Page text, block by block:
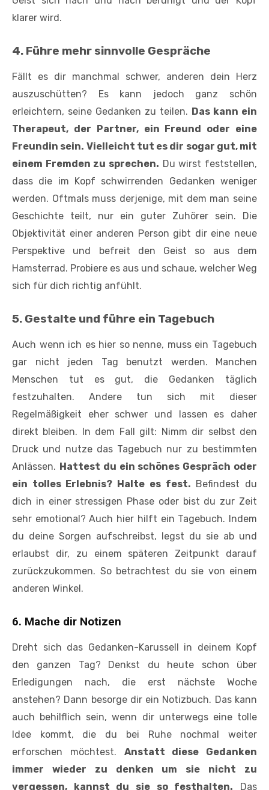
klarer wird.
4. Führe mehr sinnvolle Gespräche
Fällt es dir manchmal schwer, anderen dein Herz
auszuschütten? Es kann jedoch ganz schön
erleichtern, seine Gedanken zu teilen. Das kann ein
Therapeut, der Partner, ein Freund oder eine
Freundin sein. Vielleicht tut es dir sogar gut, mit
einem Fremden zu sprechen. Du wirst feststellen,
dass die im Kopf schwirrenden Gedanken weniger
werden. Oftmals muss derjenige, mit dem man seine
Geschichte teilt, nur ein guter Zuhörer sein. Die
Objektivität einer anderen Person gibt dir eine neue
Perspektive und befreit den Geist so aus dem
Hamsterrad. Probiere es aus und schaue, welcher Weg
sich für dich richtig anfühlt.
5. Gestalte und führe ein Tagebuch
Auch wenn ich es hier so nenne, muss ein Tagebuch
gar nicht jeden Tag benutzt werden. Manchen
Menschen tut es gut, die Gedanken täglich
festzuhalten. Andere tun sich mit dieser
Regelmäßigkeit eher schwer und lassen es daher
direkt bleiben. In dem Fall gilt: Nimm dir selbst den
Druck und nutze das Tagebuch nur zu bestimmten
Anlässen. Hattest du ein schönes Gespräch oder
ein tolles Erlebnis? Halte es fest. Befindest du
dich in einer stressigen Phase oder bist du zur Zeit
sehr emotional? Auch hier hilft ein Tagebuch. Indem
du deine Sorgen aufschreibst, legst du sie ab und
erlaubst dir, zu einem späteren Zeitpunkt darauf
zurückzukommen. So betrachtest du sie von einem
anderen Winkel.
6. Mache dir Notizen
Dreht sich das Gedanken-Karussell in deinem Kopf
den ganzen Tag? Denkst du heute schon über
Erledigungen nach, die erst nächste Woche
anstehen? Dann besorge dir ein Notizbuch. Das kann
auch behilflich sein, wenn dir unterwegs eine tolle
Idee kommt, die du bei Ruhe nochmal weiter
erforschen möchtest. Anstatt diese Gedanken
immer wieder zu denken um sie nicht zu
vergessen, kannst du sie so festhalten. Das